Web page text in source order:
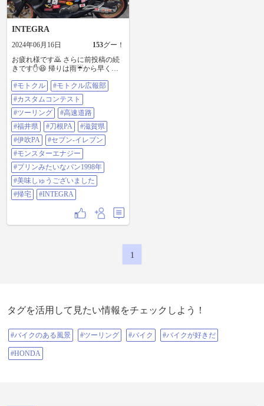
INTEGRA
2024年06月16日 153グー！
お疲れ様です🙇 さらに前投稿の続
きです✋😆 帰りは雨☔から早く脱
お世話になりました✋😄 伊吹PAで
✋😆 モンスターを注入して、プリ
ン🍮みたいなパン1998年を食べま
した✋😄 美味しゅうございました
🙇🙇🎵👍😉 その後✋😆 無事に帰っ
て来ました🎵😉🙇🙇 ＃モトクル ＃
モトクル広報部 ＃カスタムコンテ
スト ＃ツーリング ＃高速道路 ＃福
井県 ＃刀根PA ＃滋賀県 ＃伊吹PA
＃セブン-イレブン ＃モンスターエ
ナジー ＃プリンみたいなパン1998
年 ＃美味しゅうございました ＃帰
宅 ＃INTEGRA
#モトクル
#モトクル広報部
#カスタムコンテスト
#ツーリング
#高速道路
#福井県
#刀根PA
#滋賀県
#伊吹PA
#セブン-イレブン
#モンスターエナジー
#プリンみたいなパン1998年
#美味しゅうございました
#帰宅
#INTEGRA
1
タグを活用して見たい情報をチェックしよう！
#バイクのある風景 #ツーリング #バイク #バイクが好きだ
#HONDA